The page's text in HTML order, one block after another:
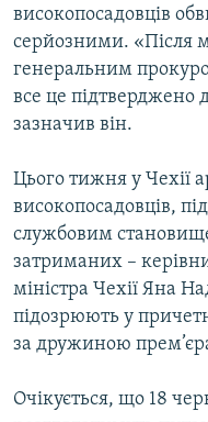
високопосадовців
серйозними. «Після
генеральним
все це підтверджено
зазначив він.
Цього тижня у Чехії
високопосадовців,
службовим
затриманих –
міністра Чехії Яна
підозрюють у
за дружиною
Очікується, що 18